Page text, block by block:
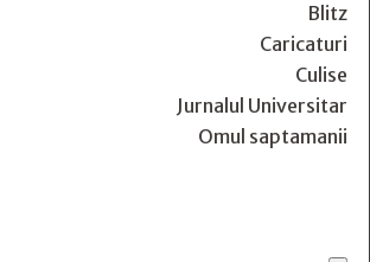
Blitz
Caricaturi
Culise
Jurnalul Universitar
Omul saptamanii